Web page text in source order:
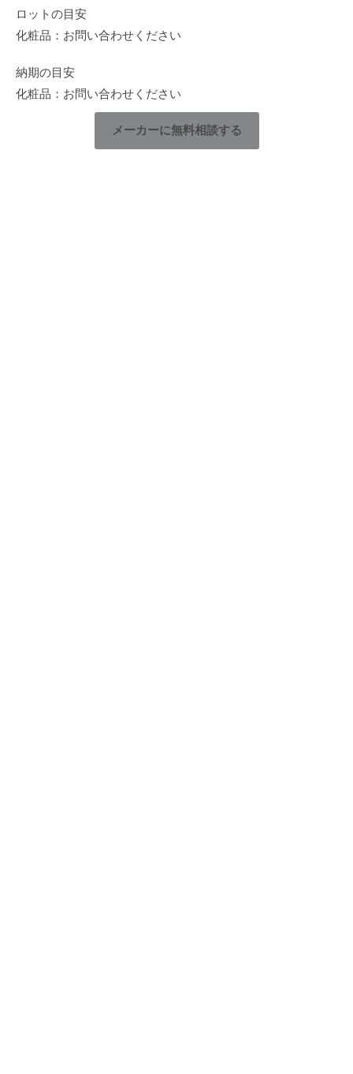
ロットの目安
化粧品：お問い合わせください
納期の目安
化粧品：お問い合わせください
メーカーに無料相談する